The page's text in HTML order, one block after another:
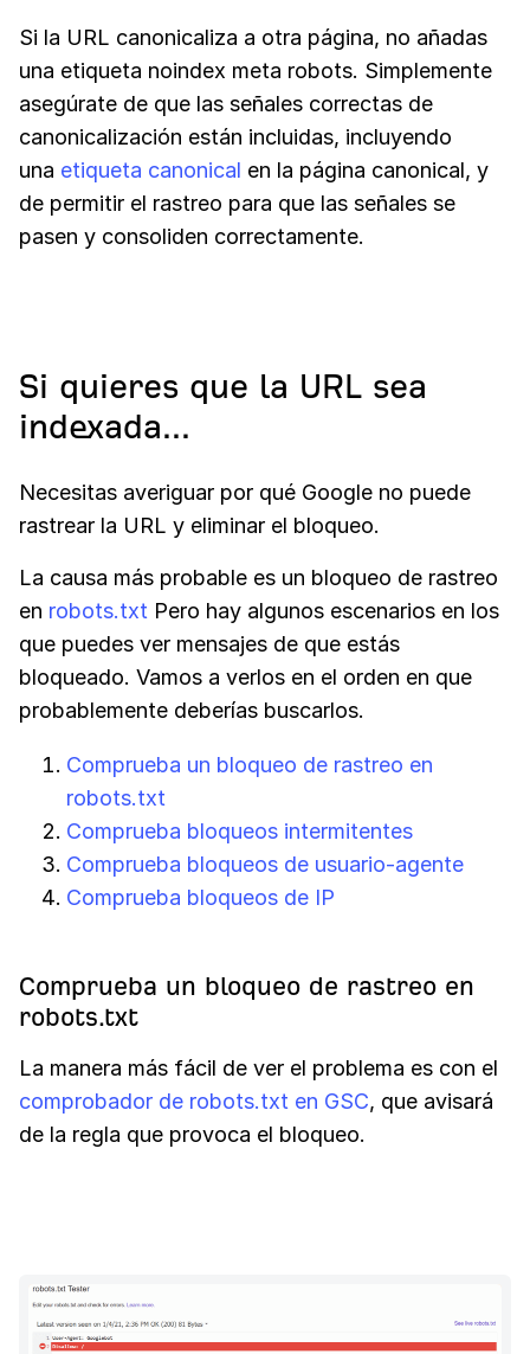
Si la URL canonicaliza a otra página, no añadas
una etiqueta noindex meta robots. Simplemente
asegúrate de que las señales correctas de
canonicalización están incluidas, incluyendo
una etiqueta canonical en la página canonical, y
de permitir el rastreo para que las señales se
pasen y consoliden correctamente.
Si quieres que la URL sea
indexada...
Necesitas averiguar por qué Google no puede
rastrear la URL y eliminar el bloqueo.
La causa más probable es un bloqueo de rastreo
en robots.txt Pero hay algunos escenarios en los
que puedes ver mensajes de que estás
bloqueado. Vamos a verlos en el orden en que
probablemente deberías buscarlos.
Comprueba un bloqueo de rastreo en
robots.txt
Comprueba bloqueos intermitentes
Comprueba bloqueos de usuario-agente
Comprueba bloqueos de IP
Comprueba un bloqueo de rastreo en
robots.txt
La manera más fácil de ver el problema es con el
comprobador de robots.txt en GSC, que avisará
de la regla que provoca el bloqueo.